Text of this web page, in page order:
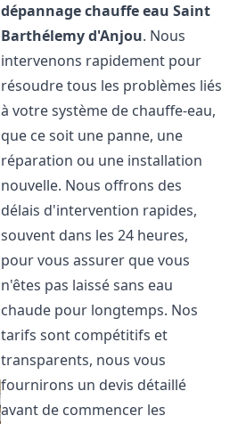
dépannage chauffe eau Saint
Barthélemy d'Anjou. Nous
intervenons rapidement pour
résoudre tous les problèmes liés
à votre système de chauffe-eau,
que ce soit une panne, une
réparation ou une installation
nouvelle. Nous offrons des
délais d'intervention rapides,
souvent dans les 24 heures,
pour vous assurer que vous
n'êtes pas laissé sans eau
chaude pour longtemps. Nos
tarifs sont compétitifs et
transparents, nous vous
fournirons un devis détaillé
avant de commencer les